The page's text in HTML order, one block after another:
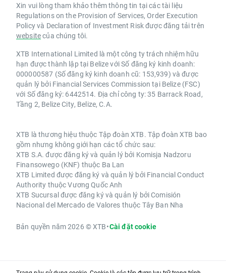
Xin vui lòng tham khảo thêm thông tin tại các tài liệu
Regulations on the Provision of Services, Order Execution
Policy và Declaration of Investment Risk được đăng tải trên
websitecủa chúng tôi.
XTB International Limited là một công ty trách nhiệm hữu
hạn được thành lập tại Belize với Số đăng ký kinh doanh:
000000587 (Số đăng ký kinh doanh cũ: 153,939) và được
quản lý bởi Financial Services Commission tại Belize (FSC)
với Số đăng ký: 6442514. Địa chỉ công ty: 35 Barrack Road,
Tầng 2, Belize City, Belize, C.A.
XTB là thương hiệu thuộc Tập đoàn XTB. Tập đoàn XTB bao
gồm nhưng không giới hạn các tổ chức sau:
XTB S.A. được đăng ký và quản lý bởi Komisja Nadzoru
Finansowego (KNF) thuộc Ba Lan
XTB Limited được đăng ký và quản lý bởi Financial Conduct
Authority thuộc Vương Quốc Anh
XTB Sucursal được đăng ký và quản lý bởi Comisión
Nacional del Mercado de Valores thuộc Tây Ban Nha
Bản quyền năm 2026 © XTB•Cài đặt cookie